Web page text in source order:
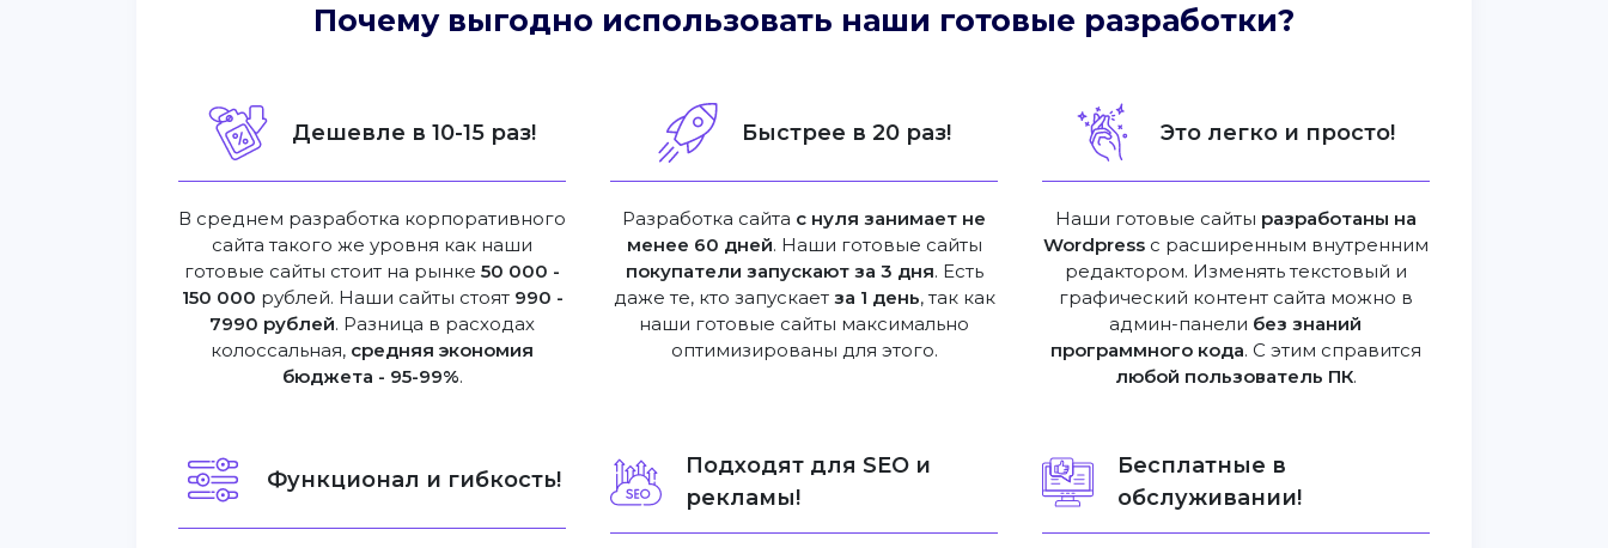
Почему выгодно использовать наши готовые разработки?
Дешевле в 10-15 раз!
В среднем разработка корпоративного
сайта такого же уровня как наши
готовые сайты стоит на рынке50 000 -
150 000 рублей. Наши сайты стоят 990 -
7990 рублей. Разница в расходах
колоссальная, средняя экономия
бюджета - 95-99%.
Быстрее в 20 раз!
Разработка сайта с нуля занимает не
менее 60 дней. Наши готовые сайты
покупатели запускают за 3 дня. Есть
даже те, кто запускает за 1 день, так как
наши готовые сайты максимально
оптимизированы для этого.
Это легко и просто!
Наши готовые сайты разработаны на
Wordpressс расширенным внутренним
редактором. Изменять текстовый и
графический контент сайта можно в
админ-панели без знаний
программного кода. С этим справится
любой пользователь ПК.
Функционал и гибкость!
Подходят для SEO и
рекламы!
Бесплатные в
обслуживании!